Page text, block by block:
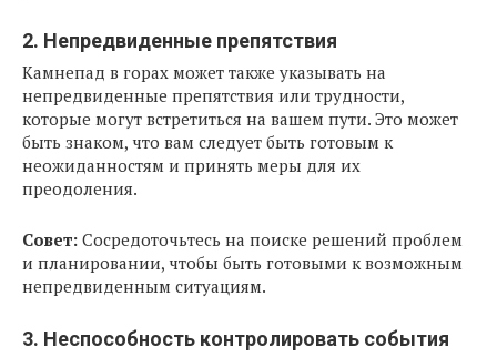
2. Непредвиденные препятствия
Камнепад в горах может также указывать на
непредвиденные препятствия или трудности,
которые могут встретиться на вашем пути. Это может
быть знаком, что вам следует быть готовым к
неожиданностям и принять меры для их
преодоления.
Совет: Сосредоточьтесь на поиске решений проблем
и планировании, чтобы быть готовыми к возможным
непредвиденным ситуациям.
3. Неспособность контролировать события